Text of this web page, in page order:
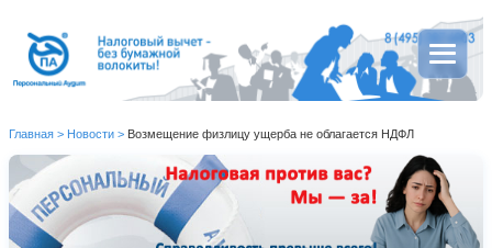
Главная > Новости > Возмещение физлицу ущерба не облагается НДФЛ